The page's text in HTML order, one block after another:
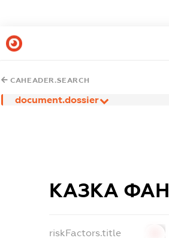
CAHEADER.SEARCH
document.dossier
КАЗКА ФАН
riskFactors.title